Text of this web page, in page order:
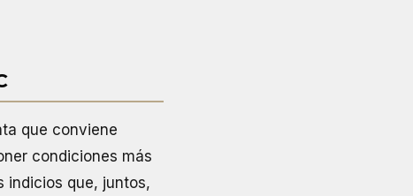
que conviene
condiciones más
indicios que, juntos,